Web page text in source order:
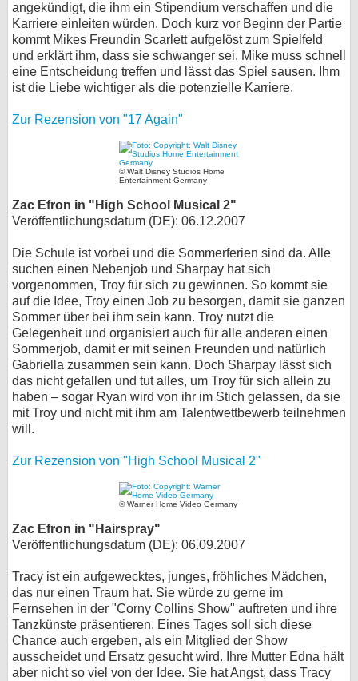
angekündigt, die ihm ein Stipendium verschaffen und die
Karriere einleiten würden. Doch kurz vor Beginn der Partie
kommt Mikes Freundin Scarlett aufgelöst zum Spielfeld
und erklärt ihm, dass sie schwanger sei. Mike muss schnell
eine Entscheidung treffen und lässt das Spiel sausen. Ihm
ist die Liebe wichtiger als die potenzielle Karriere.
Zur Rezension von "17 Again"
© Walt Disney Studios Home
Entertainment Germany
Zac Efron in "High School Musical 2"
Veröffentlichungsdatum (DE): 06.12.2007
Die Schule ist vorbei und die Sommerferien sind da. Alle
suchen einen Nebenjob und Sharpay hat sich
vorgenommen, Troy für sich zu gewinnen. So kommt sie
auf die Idee, Troy einen Job zu besorgen, damit sie ganzen
Sommer über bei ihm sein kann. Troy nutzt die
Gelegenheit und organisiert auch für alle anderen einen
Sommerjob, damit er mit seinen Freunden und natürlich
Gabriella zusammen sein kann. Doch Sharpay lässt sich
das nicht gefallen und tut alles, um Troy für sich allein zu
haben – sogar Ryan wird von ihr im Stich gelassen, da sie
mit Troy und nicht mit ihm am Talentwettbewerb teilnehmen
will.
Zur Rezension von "High School Musical 2"
© Warner Home Video Germany
Zac Efron in "Hairspray"
Veröffentlichungsdatum (DE): 06.09.2007
Tracy ist ein aufgewecktes, junges, fröhliches Mädchen,
das nur einen Traum hat. Sie würde zu gerne im
Fernsehen in der "Corny Collins Show" auftreten und ihre
Tanzkünste präsentieren. Eines Tages soll sich diese
Chance auch ergeben, als ein Mitglied der Show
ausscheidet und Ersatz gesucht wird. Ihre Mutter Edna hält
aber nicht so viel von der Idee. Sie hat Angst, dass Tracy